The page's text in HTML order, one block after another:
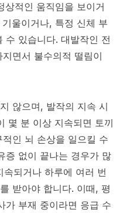
상적인 움직임을 보이거
울이거나, 특정 신체 부
수 있습니다. 대발작인 전
면서 불수의적 떨림이
않으며, 발작의 지속 시
몇 분 이상 지속되면 토끼
인 뇌 손상을 일으킬 수
증 없이 끝나는 경우가 많
되거나 하루에 여러 번
받아야 합니다. 이때, 평
가 부재 중이라면 응급 수